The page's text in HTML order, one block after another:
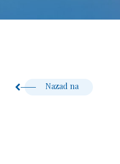
Nazad na